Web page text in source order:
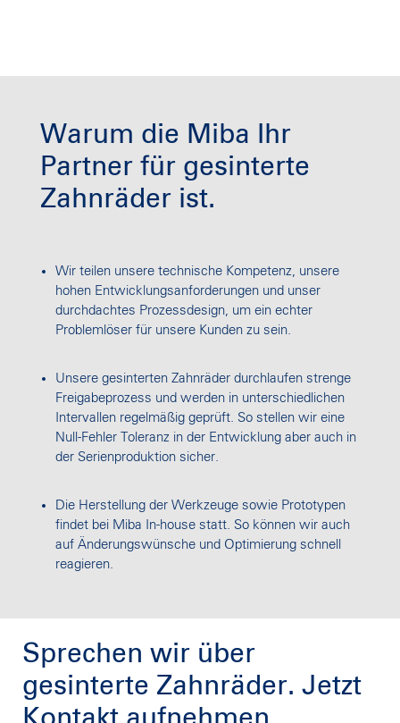
Warum die Miba Ihr
Partner für gesinterte
Zahnräder ist.
Wir teilen unsere technische Kompetenz, unsere
hohen Entwicklungsanforderungen und unser
durchdachtes Prozessdesign, um ein echter
Problemlöser für unsere Kunden zu sein.
Unsere gesinterten Zahnräder durchlaufen strenge
Freigabeprozess und werden in unterschiedlichen
Intervallen regelmäßig geprüft. So stellen wir eine
Null-Fehler Toleranz in der Entwicklung aber auch in
der Serienproduktion sicher.
Die Herstellung der Werkzeuge sowie Prototypen
findet bei Miba In-house statt. So können wir auch
auf Änderungswünsche und Optimierung schnell
reagieren.
Sprechen wir über
gesinterte Zahnräder. Jetzt